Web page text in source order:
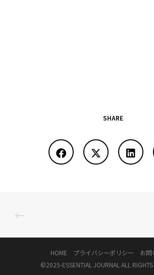
SHARE
HOME プライバシーポリシー
お問
©2025-ESSENTIAL JOURNAL ALL